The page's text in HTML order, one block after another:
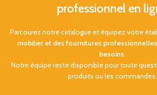
professionnel en
Parcourez notre catalogue et équipez votre
mobilier et des fournitures
besoins.
Notre équipe reste disponible pour toute
produits ou les commandes.